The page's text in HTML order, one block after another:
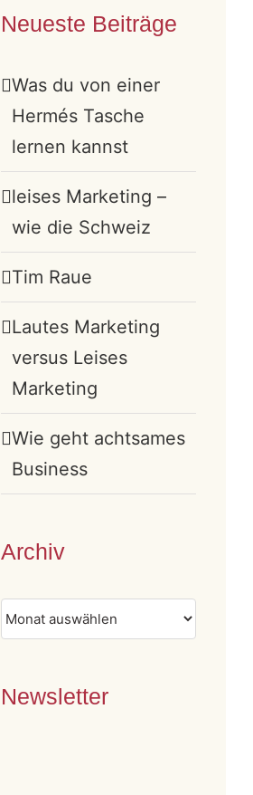
Neueste Beiträge
Was du von einer
Hermés Tasche
lernen kannst
leises Marketing –
wie die Schweiz
Tim Raue
Lautes Marketing
versus Leises
Marketing
Wie geht achtsames
Business
Archiv
Archiv
Newsletter